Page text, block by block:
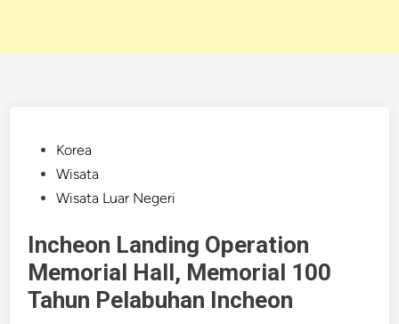
PostedKorea
Wisata
Wisata Luar Negeri
Incheon Landing Operation
Memorial Hall, Memorial 100
Tahun Pelabuhan Incheon